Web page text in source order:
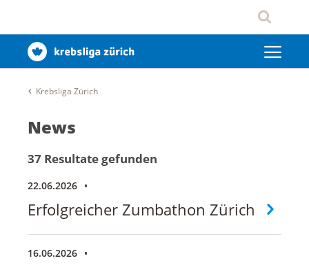
Krebsliga Zürich
News
37 Resultate gefunden
22.06.2026
Erfolgreicher Zumbathon Zürich
16.06.2026